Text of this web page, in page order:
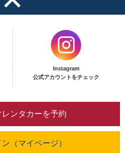
Instagram
公式アカウントをチェック
レンタカーを予約
ン（マイページ）